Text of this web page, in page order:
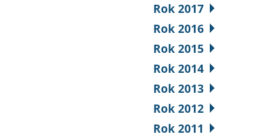
Rok 2017
Rok 2016
Rok 2015
Rok 2014
Rok 2013
Rok 2012
Rok 2011